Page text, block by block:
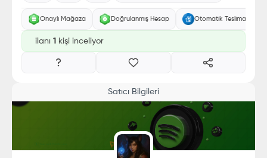
Onaylı Mağaza Doğrulanmış Hesap Otomatik Teslimat
ilanı 1 kişi inceliyor
Satıcı Bilgileri